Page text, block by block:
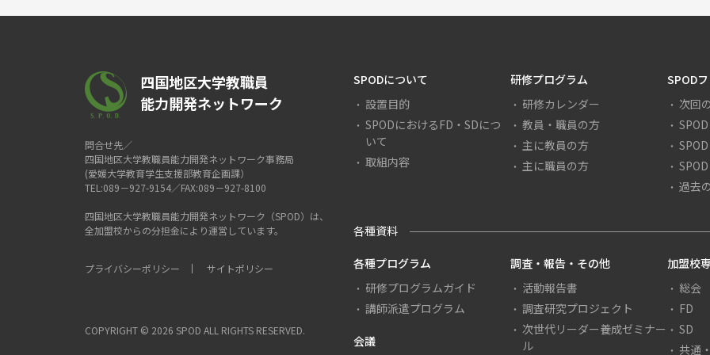
四国地区大学教職員
能力開発ネットワーク
問合せ先／
四国地区大学教職員能力開発ネットワーク事務局
(愛媛大学教育学生支援部教育企画課）
TEL:089－927-9154／FAX:089－927-8100
四国地区大学教職員能力開発ネットワーク（SPOD）は、
全加盟校からの分担金により運営しています。
プライバシーポリシー サイトポリシー
COPYRIGHT © 2026 SPOD ALL RIGHTS RESERVED.
SPODについて
設置目的
SPODにおけるFD・SDにつ
いて
取組内容
研修プログラム
研修カレンダー
教員・職員の方
主に教員の方
主に職員の方
SPOD
次回
過去
各種資料
各種プログラム
研修プログラムガイド
講師派遣プログラム
会議
調査・報告・その他
活動報告書
調査研究プロジェクト
次世代リーダー養成ゼミナー
ル
加盟校
総会
FD
SD
共通